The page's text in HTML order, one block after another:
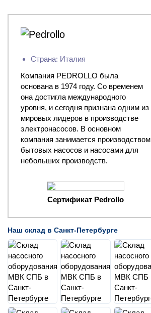
Страна: Италия
Компания PEDROLLO была
основана в 1974 году. Со временем
она достигла международного
уровня, и сегодня признана одним из
мировых лидеров в производстве
электронасосов. В основном
компания занимается производством
бытовых насосов и насосами для
небольших производств.
Сертификат Pedrollo
Наш склад в Санкт-Петербурге